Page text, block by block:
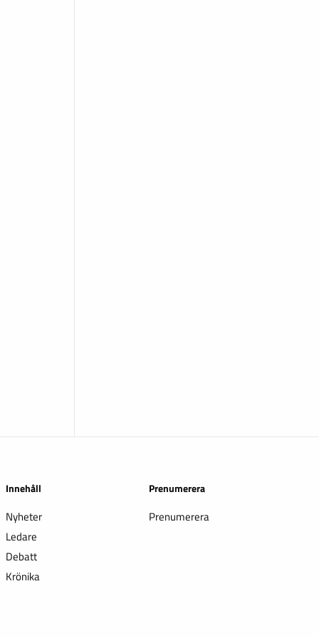
Innehåll
Nyheter
Ledare
Debatt
Krönika
Prenumerera
Prenumerera